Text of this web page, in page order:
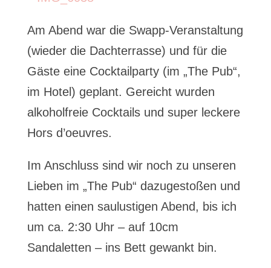
Am Abend war die Swapp-Veranstaltung
(wieder die Dachterrasse) und für die
Gäste eine Cocktailparty (im „The Pub“,
im Hotel) geplant. Gereicht wurden
alkoholfreie Cocktails und super leckere
Hors d’oeuvres.
Im Anschluss sind wir noch zu unseren
Lieben im „The Pub“ dazugestoßen und
hatten einen saulustigen Abend, bis ich
um ca. 2:30 Uhr – auf 10cm
Sandaletten – ins Bett gewankt bin.